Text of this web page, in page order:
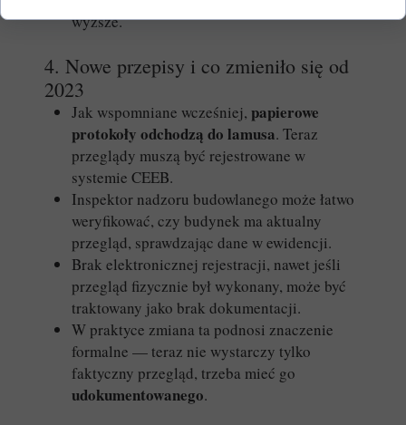
wyższe.
4. Nowe przepisy i co zmieniło się od
2023
Jak wspomniane wcześniej, papierowe
protokoły odchodzą do lamusa. Teraz
przeglądy muszą być rejestrowane w
systemie CEEB.
Inspektor nadzoru budowlanego może łatwo
weryfikować, czy budynek ma aktualny
przegląd, sprawdzając dane w ewidencji.
Brak elektronicznej rejestracji, nawet jeśli
przegląd fizycznie był wykonany, może być
traktowany jako brak dokumentacji.
W praktyce zmiana ta podnosi znaczenie
formalne — teraz nie wystarczy tylko
faktyczny przegląd, trzeba mieć go
udokumentowanego.